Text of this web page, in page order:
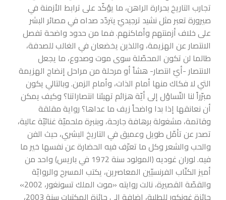
تجارب التاريخ بحرارة الراهن، ما يؤكّد على ترابط الأزمنة في
صيرورة تعبر مثل نشيد ترجيديّ يتردّد صداه في مصائر البشر
على خلاف أزمنتهم وأماكنهم. فما من حدود واضحة تفصل
الانتصار عن الهزيمة، واللذين يخضعان في الغالب للصدفة،
طالما لن تكون المحصّلة سوى موت وصدوع، ما يجعل
الانتصار -أيّ انتصار- هشاً أو مرحلة من مراحل إنضاج الهزيمة
التي لا فكاك منها أمام الذات، وأمام الزمن. وبالتالي يكون
مبرّراً لنا التّساؤل إلى أيّة هزائم تهيئنا انتصاراتنا؟ وكيف يمكن
أن نعانقها إذا بدا واضحاً زيف ما عداها؟ رواية مقلقة
وقاتمة، مشغولة برهافة جارحة، وبنبرة ملحميّة غنائيّة عالية،
تصدر عن تأمّل طويل وعميق في التاريخ البشري، حيث الفن
والحب والشعر وكل ما تعرّف فيه الحضارة عن نفسها خير ما
فيه. لوران غوديه (المولود سنة 1972 في باريس) واحد من
أميز الكتّاب الفرنسيّين المعاصرين، يكتب المسرح والروايّة
والقصّة القصيرة، نالت روايته «موت الملك تسونغور، 2002»